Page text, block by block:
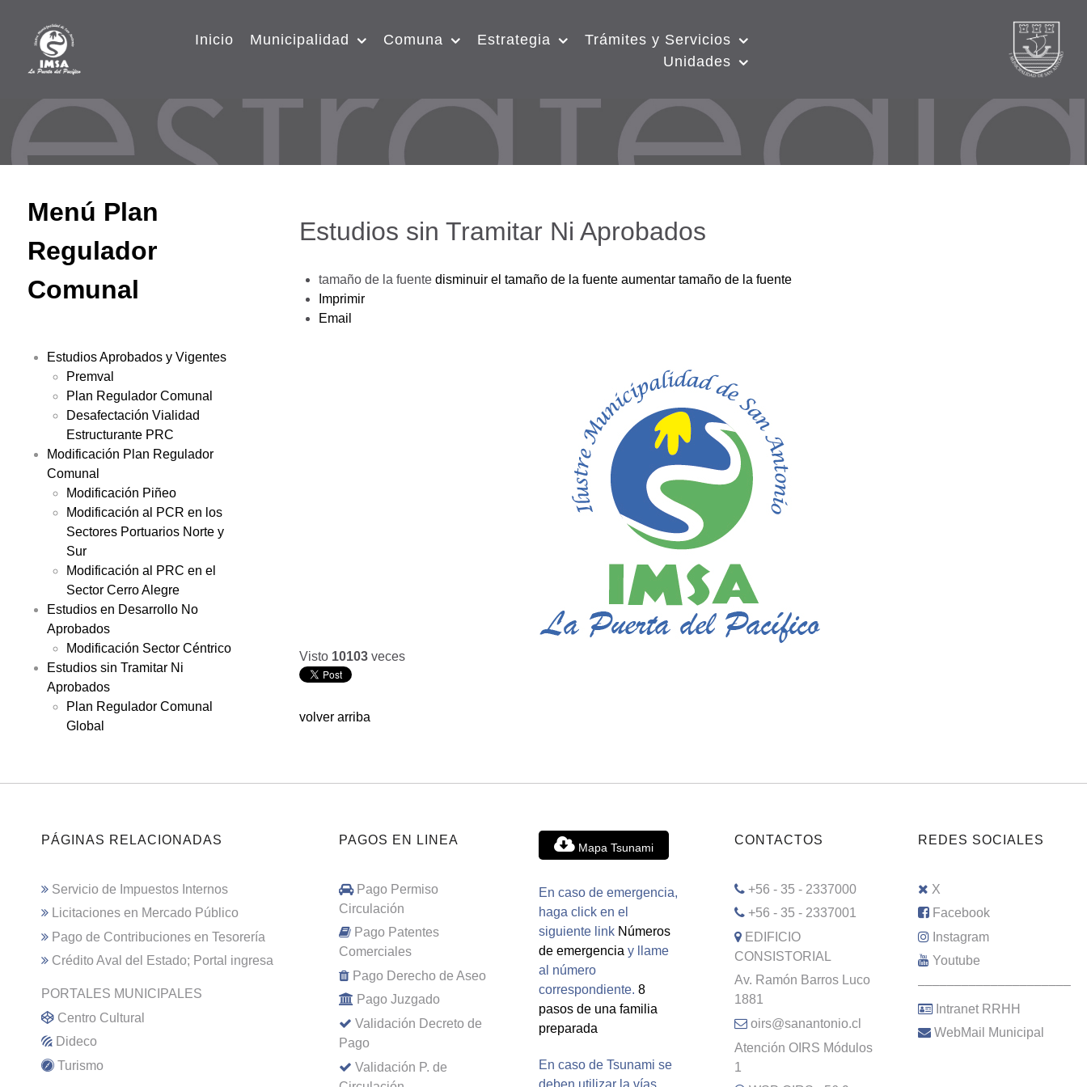
Inicio Municipalidad Comuna Estrategia
Trámites y Servicios
Unidades
Menú Plan
Regulador
Comunal
Estudios Aprobados y Vigentes
Premval
Plan Regulador Comunal
Desafectación Vialidad
Estructurante PRC
Modificación Plan Regulador
Comunal
Modificación Piñeo
Modificación al PCR en los
Sectores Portuarios Norte y
Sur
Modificación al PRC en el
Sector Cerro Alegre
Estudios en Desarrollo No
Aprobados
Modificación Sector Céntrico
Estudios sin Tramitar Ni
Aprobados
Plan Regulador Comunal
Global
Estudios sin Tramitar Ni Aprobados
tamaño de la fuente disminuir el tamaño de la fuente aumentar tamaño de la fuente
Imprimir
Email
Visto 10103 veces
volver arriba
PÁGINAS RELACIONADAS
Servicio de Impuestos Internos
Licitaciones en Mercado Público
Pago de Contribuciones en Tesorería
Crédito Aval del Estado; Portal ingresa
PORTALES MUNICIPALES
Centro Cultural
Dideco
Turismo
PAGOS EN LINEA
Pago Permiso
Circulación
Pago Patentes
Comerciales
Pago Derecho de Aseo
Pago Juzgado
Validación Decreto de
Pago
Validación P. de
Mapa Tsunami
En caso de emergencia,
haga click en el
siguiente link Números
de emergencia y llame
al número
correspondiente. 8
pasos de una familia
preparada
En caso de Tsunami se
deben utilizar la vías
CONTACTOS
+56 - 35 - 2337000
+56 - 35 - 2337001
EDIFICIO
CONSISTORIAL
Av. Ramón Barros Luco
1881
oirs@sanantonio.cl
Atención OIRS Módulos
1
REDES SOCIALES
X
Facebook
Instagram
Youtube
–––––––––––––––––––––
Intranet RRHH
WebMail Municipal